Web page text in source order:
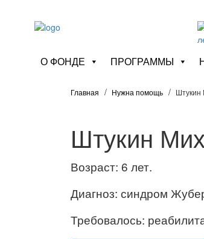
О ФОНДЕ ПРОГРАММЫ
Главная Нужна помощь Штукин
Штукин
Возраст: 6 лет.
Диагноз: синдром
Требовалось: